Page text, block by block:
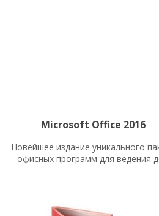
Microsoft Office 2016
Новейшее издание уникального
офисных программ для ведения